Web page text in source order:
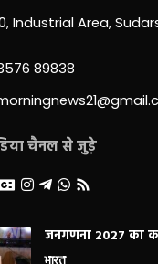
Industrial Area,
89838
चैनल से जुड़े
जनगणना 2027 का